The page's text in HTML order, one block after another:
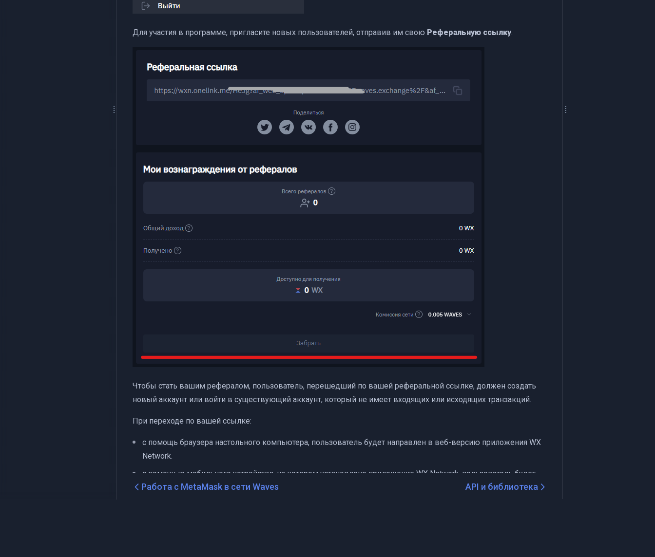
Для участия в программе, пригласите новых пользователей, отправив им свою Реферальную ссылку.
Чтобы стать вашим рефералом, пользователь, перешедший по вашей реферальной ссылке, должен создать
новый аккаунт или войти в существующий аккаунт, который не имеет входящих или исходящих транзакций.
При переходе по вашей ссылке:
с помощь браузера настольного компьютера, пользователь будет направлен в веб-версию приложения WX
Network.
с помощью мобильного устройства, на котором установлено приложение WX Network, пользователь будет
направлен в приложение WX Network.
Работа с MetaMask в сети Waves API и библиотека